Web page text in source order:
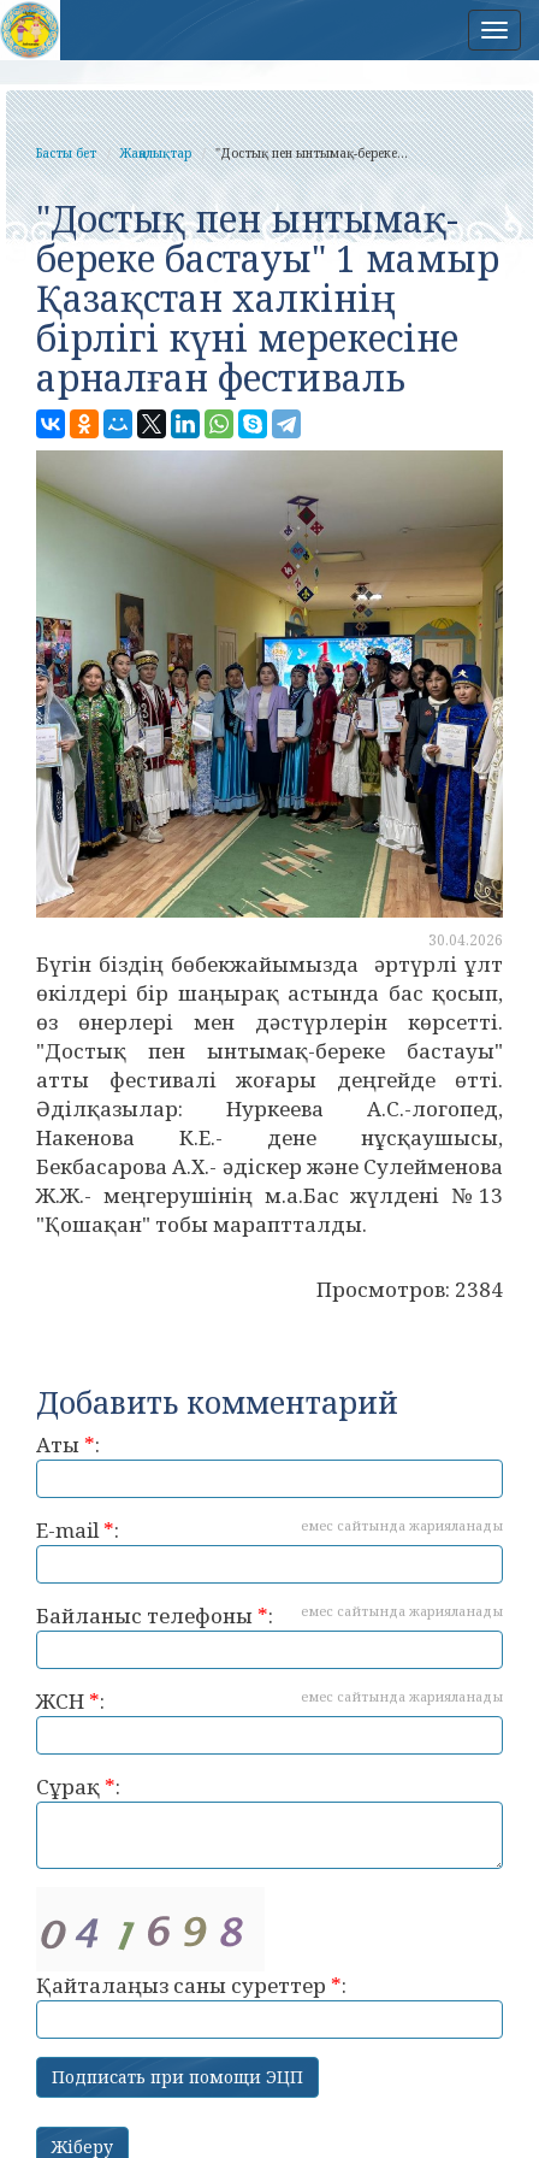
Басты бет Жаңалықтар "Достық пен ынтымақ-береке...
"Достық пен ынтымақ-
береке бастауы" 1 мамыр
Қазақстан халкінің
бірлігі күні мерекесіне
арналған фестиваль
30.04.2026
Бүгін біздің бөбекжайымызда әртүрлі ұлт
өкілдері бір шаңырақ астында бас қосып,
өз өнерлері мен дәстүрлерін көрсетті.
"Достық пен ынтымақ-береке бастауы"
атты фестивалі жоғары деңгейде өтті.
Әділқазылар: Нуркеева А.С.-логопед,
Накенова К.Е.- дене нұсқаушысы,
Бекбасарова А.Х.- әдіскер және Сулейменова
Ж.Ж.- меңгерушінің м.а.Бас жүлдені №13
"Қошақан" тобы мараптталды.
Просмотров: 2384
Добавить комментарий
Аты *:
E-mail*: емес сайтында жарияланады
Байланыс телефоны *: емес сайтында жарияланады
ЖСН *: емес сайтында жарияланады
Сұрақ *:
Қайталаңыз саны суреттер *: